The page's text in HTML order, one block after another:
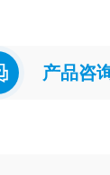
产品咨